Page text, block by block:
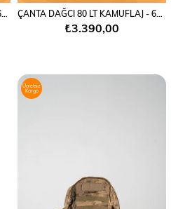
ÇANTA DAĞCI 80 LT KAMUFLAJ - 656 ÇANTA DAĞCI 80 LT KAMUFLAJ - 656
₺3.390,00
Ücretsiz
Kargo